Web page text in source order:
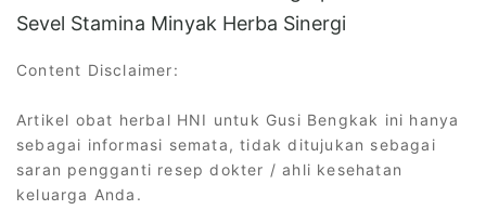
Sevel Stamina Minyak Herba Sinergi
Content Disclaimer:
Artikel obat herbal HNI untuk Gusi Bengkak ini hanya
sebagai informasi semata, tidak ditujukan sebagai
saran pengganti resep dokter / ahli kesehatan
keluarga Anda.